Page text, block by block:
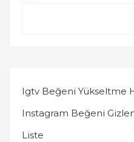
Igtv Beğeni Yükseltme
Instagram Beğeni
Liste